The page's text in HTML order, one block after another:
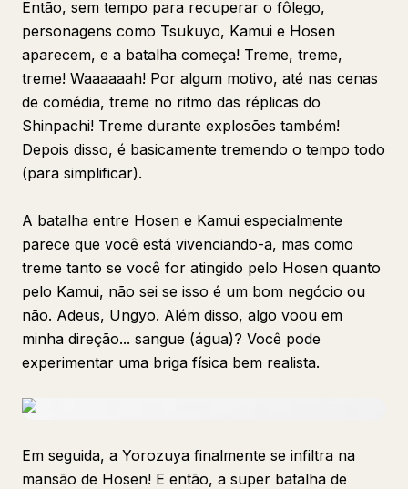
Então, sem tempo para recuperar o fôlego,
personagens como Tsukuyo, Kamui e Hosen
aparecem, e a batalha começa! Treme, treme,
treme! Waaaaaah! Por algum motivo, até nas cenas
de comédia, treme no ritmo das réplicas do
Shinpachi! Treme durante explosões também!
Depois disso, é basicamente tremendo o tempo todo
(para simplificar).
A batalha entre Hosen e Kamui especialmente
parece que você está vivenciando-a, mas como
treme tanto se você for atingido pelo Hosen quanto
pelo Kamui, não sei se isso é um bom negócio ou
não. Adeus, Ungyo. Além disso, algo voou em
minha direção... sangue (água)? Você pode
experimentar uma briga física bem realista.
Em seguida, a Yorozuya finalmente se infiltra na
mansão de Hosen! E então, a super batalha de